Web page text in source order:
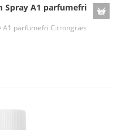
Spray A1 parfumefri
A1 parfumefri Citrongræs